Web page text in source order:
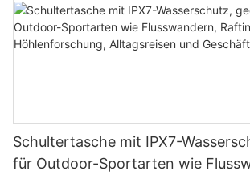
Schultertasche mit IPX7-
für Outdoor-Sportarten wie